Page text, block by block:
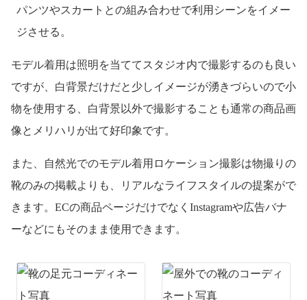
パンツやスカートとの組み合わせで利用シーンをイメー
ジさせる。
モデル着用は照明を当ててスタジオ内で撮影するのも良い
ですが、白背景だけだと少しイメージが湧きづらいので小
物を使用する、白背景以外で撮影することも通常の商品画
像とメリハリが出て好印象です。
また、自然光でのモデル着用ロケーション撮影は物撮りの
靴のみの掲載よりも、リアルなライフスタイルの提案がで
きます。ECの商品ページだけでなくInstagramや広告バナ
ーなどにもそのまま使用できます。